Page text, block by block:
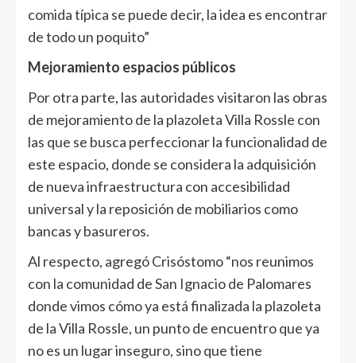
comida típica se puede decir, la idea es encontrar
de todo un poquito”
Mejoramiento espacios públicos
Por otra parte, las autoridades visitaron las obras
de mejoramiento de la plazoleta Villa Rossle con
las que se busca perfeccionar la funcionalidad de
este espacio, donde se considera la adquisición
de nueva infraestructura con accesibilidad
universal y la reposición de mobiliarios como
bancas y basureros.
Al respecto, agregó Crisóstomo “nos reunimos
con la comunidad de San Ignacio de Palomares
donde vimos cómo ya está finalizada la plazoleta
de la Villa Rossle, un punto de encuentro que ya
no es un lugar inseguro, sino que tiene